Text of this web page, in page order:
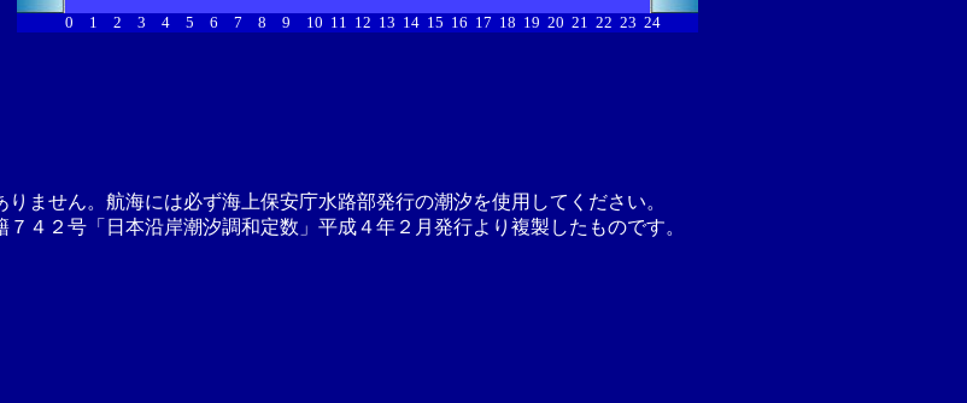
0 1 2 3 4 5 6 7 8 9 10 11 12 13 14 15 16 17 18 19 20 21 22 23 24
ません。航海には必ず海上保安庁水路部発行の潮汐を使用してください。
４２号「日本沿岸潮汐調和定数」平成４年２月発行より複製したものです。